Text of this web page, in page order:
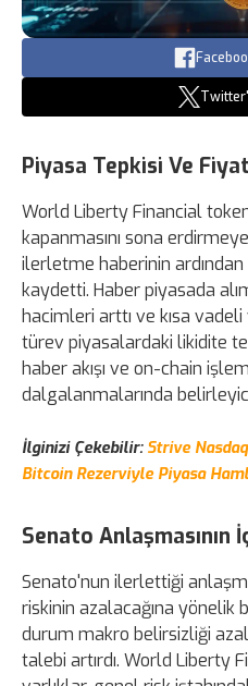
Piyasa Tepkisi Ve
World Liberty Financial
kapanmasını sona
ilerletme haberinin
kaydetti. Haber piyasada
hacimleri arttı ve kısa
türev piyasalardaki likidite
haber akışı ve on-chain
dalgalanmalarında
İlginizi Çekebilir: Strive
Bitcoin Rezerviyle Piyasa
Senato Anlaşmasının
Senato'nun ilerlettiği
riskinin azalacağına yönelik
durum makro belirsizliği
talebi artırdı. World Liberty